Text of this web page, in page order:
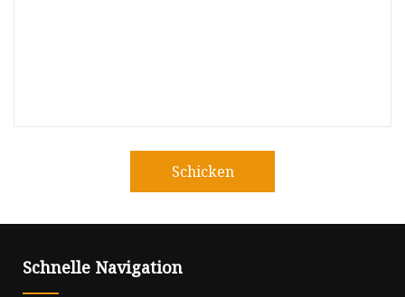
Schicken
Schnelle Navigation